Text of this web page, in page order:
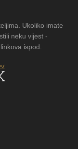
Ukoliko imate
neku vijest -
ispod.